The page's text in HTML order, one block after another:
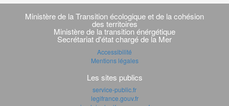
Navigation
transverse
Ministère de la Transition écologique et de la cohésion
des territoires
Ministère de la transition énérgétique
Secrétariat d'état chargé de la Mer
Accessibilité
Mentions légales
Les sites publics
service-public.fr
legifrance.gouv.fr